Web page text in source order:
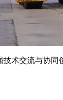
术交流与协同